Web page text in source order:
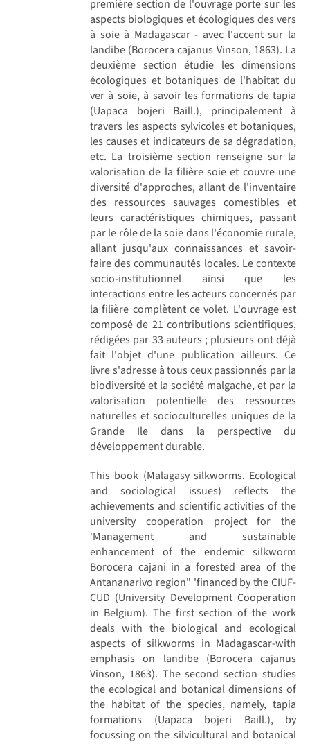
première section de l'ouvrage porte sur les
aspects biologiques et écologiques des vers
à soie à Madagascar - avec l'accent sur la
landibe (Borocera cajanus Vinson, 1863). La
deuxième section étudie les dimensions
écologiques et botaniques de l'habitat du
ver à soie, à savoir les formations de tapia
(Uapaca bojeri Baill.), principalement à
travers les aspects sylvicoles et botaniques,
les causes et indicateurs de sa dégradation,
etc. La troisième section renseigne sur la
valorisation de la filière soie et couvre une
diversité d'approches, allant de l'inventaire
des ressources sauvages comestibles et
leurs caractéristiques chimiques, passant
par le rôle de la soie dans l'économie rurale,
allant jusqu'aux connaissances et savoir-
faire des communautés locales. Le contexte
socio-institutionnel ainsi que les
interactions entre les acteurs concernés par
la filière complètent ce volet. L'ouvrage est
composé de 21 contributions scientifiques,
rédigées par 33 auteurs ; plusieurs ont déjà
fait l'objet d'une publication ailleurs. Ce
livre s'adresse à tous ceux passionnés par la
biodiversité et la société malgache, et par la
valorisation potentielle des ressources
naturelles et socioculturelles uniques de la
Grande Ile dans la perspective du
développement durable.
This book (Malagasy silkworms. Ecological
and sociological issues) reflects the
achievements and scientific activities of the
university cooperation project for the
'Management and sustainable
enhancement of the endemic silkworm
Borocera cajani in a forested area of the
Antananarivo region" 'financed by the CIUF-
CUD (University Development Cooperation
in Belgium). The first section of the work
deals with the biological and ecological
aspects of silkworms in Madagascar-with
emphasis on landibe (Borocera cajanus
Vinson, 1863). The second section studies
the ecological and botanical dimensions of
the habitat of the species, namely, tapia
formations (Uapaca bojeri Baill.), by
focussing on the silvicultural and botanical